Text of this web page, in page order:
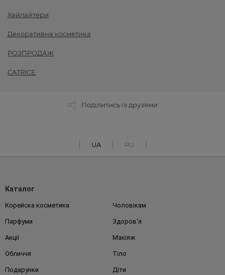
Хайлайтери
Декоративна косметика
РОЗПРОДАЖ
CATRICE
Поділитись із друзями
UA RU
Каталог
Корейска косметика Чоловікам
Парфуми Здоров'я
Акції Макіяж
Обличчя Тіло
Подарунки Діти